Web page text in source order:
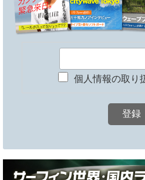
個人情報の取り